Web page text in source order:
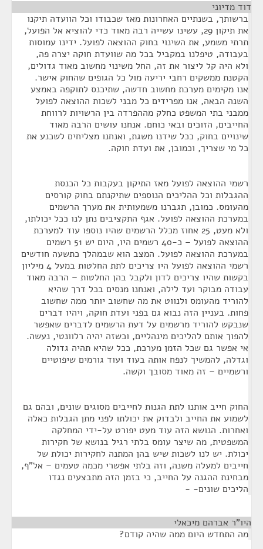
דוד מדיוני
ברשותך, בשנתיים האחרונות מאז שכבודו וכל הוועדה תיקנו
את תיקון 29, עשינו עשייה רבה מאוד כדי להוציא אל הפועל,
תרתי משמע, את השינוי בחוק ההוצאה לפועל. ידינו עמוסות
בעבודה, טיפלנו במקביל בכל מה שוועדת חוקה יצרה פה,
ולא היה קל ליצור את זה, החל משינוי מחשוב מאוד גדולים,
הקטנת ממשקים רחבי יריעה מול כל הגופים שהחוק אישר.
אנו מקימים מערכת מחשוב חדשה, שתיכנס לתוקפה באמצע
השנה הבאה, אנו מפרידים כל מבני לשכות ההוצאה לפועל
ממבני בתי המשפט כחלק מההפרדה בין הרשויות לרווחת
החייבים, הזוכים ובאי כוחם. אנחנו עושים הרבה מאוד
שינויים בחוק, ככל שידנו משגת, ואנחנו מצליחים לשכנע את
כל מי שצריך, וכמובן, את ועדת חוקה.
רשמי ההוצאה לפועל מאז התיקון בעקבות כל הכנסת
ההגבלות וכל ההליכים הנוספים שתיקנתם בחוק קורסים
מהעומס. כמובן, תגברנו משמעותית את מערך הרשמים
במערכת ההוצאה לפועל. אגף התקציבים נתן לנו ככל יכולתו,
ולא מעט, 25 אחוז מכלל הרשמים שהיו נוספו עוד למערכת
ההוצאה לפועל – כ-40 רשמים היו, היום יש 51 רשמים
במערכת ההוצאה לפועל. המצב הוא שבמהלך כתשעה חודשים
רשמי ההוצאה לפועל היו צריכים לתת החלטות במעל 4 מיליון
בקשות שהיו צריכים לדון ולקבל בהן החלטות – הרבה מאוד
עבודה מבוקר ועד לילה, ואנחנו מנסים בכל דרך שהיא
להוריד מהעומס ולנווט את מה שחשוב יותר ממה שחשוב
פחות. בעניין הזה נבוא גם בפני ועדת חוקה, ויהיו דברים
שנבקש להוריד מרשמים על דעת הרשמים לדברים שאפשר
להפוך אותם להליכים מינהליים, וכשזה יהיה רלוונטי, נעשה.
אי אפשר גם שכל הזמן מערכת, ככל שהיא תהיה גדולה
וגדלה, להמשיך לנפח אותה בעוד ועוד גורמים שיפוטיים
ורשמיים – זה מאוד מסובך וקשה.
החוק חייב אותנו לתת הגנות לחייבים מסוגים שונים, ובהם גם
לשמוע את החייב ולבדוק את יכולתו לפני מתן הגבלות כאלה
ואחרות. הנושא הזה עוד מעט יפורט על-ידי המחלקה
המשפטית, מה שיצר עומס בלתי רגיל בנושא של חקירות
יכולת. יש לנו לשכות שיש בהן המתנה לחקירות יכולת של
חייבים למעלה משנה, וזה בלתי אפשרי מכמה טעמים – אל"ף,
מבחינת ההגנה על החייב, כי בזמן הזה מתבצעים נגדו
הליכים שונים- -
היו"ר אברהם מיכאלי
מה התחדש היום ממה שהיה קודם?